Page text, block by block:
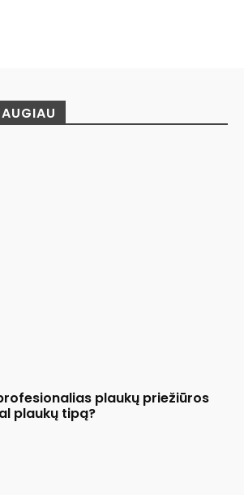
plaukų priežiūros
plaukų tipą?